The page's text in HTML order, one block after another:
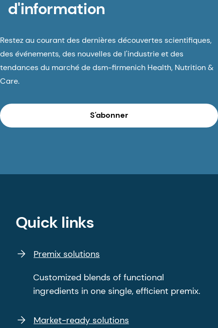
d'information
Restez au courant des dernières découvertes scientifiques,
des événements, des nouvelles de l'industrie et des
tendances du marché de dsm-firmenich Health, Nutrition &
Care.
S'abonner
Quick links
Premix solutions
Customized blends of functional
ingredients in one single, efficient premix.
Market-ready solutions